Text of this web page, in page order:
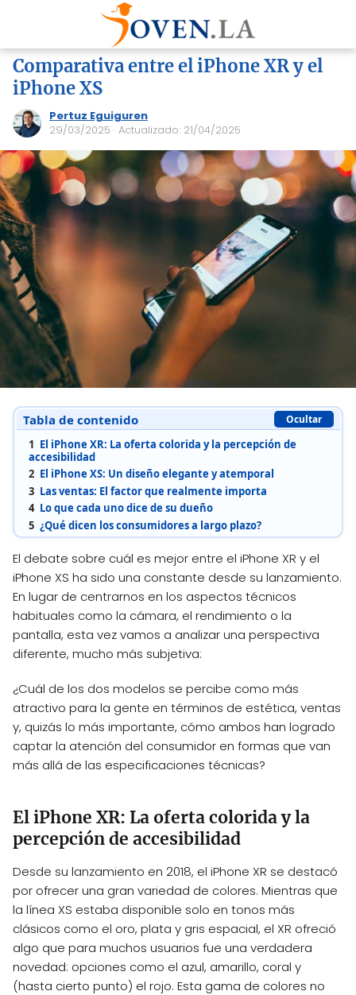
Comparativa entre el iPhone XR y el
iPhone XS
Pertuz Eguiguren
29/03/2025 · Actualizado: 21/04/2025
Tabla de contenido Ocultar
1 El iPhone XR: La oferta colorida y la percepción de
accesibilidad
2 El iPhone XS: Un diseño elegante y atemporal
3 Las ventas: El factor que realmente importa
4 Lo que cada uno dice de su dueño
5 ¿Qué dicen los consumidores a largo plazo?
El debate sobre cuál es mejor entre el iPhone XR y el
iPhone XS ha sido una constante desde su lanzamiento.
En lugar de centrarnos en los aspectos técnicos
habituales como la cámara, el rendimiento o la
pantalla, esta vez vamos a analizar una perspectiva
diferente, mucho más subjetiva:
¿Cuál de los dos modelos se percibe como más
atractivo para la gente en términos de estética, ventas
y, quizás lo más importante, cómo ambos han logrado
captar la atención del consumidor en formas que van
más allá de las especificaciones técnicas?
El iPhone XR: La oferta colorida y la
percepción de accesibilidad
Desde su lanzamiento en 2018, el iPhone XR se destacó
por ofrecer una gran variedad de colores. Mientras que
la línea XS estaba disponible solo en tonos más
clásicos como el oro, plata y gris espacial, el XR ofreció
algo que para muchos usuarios fue una verdadera
novedad: opciones como el azul, amarillo, coral y
(hasta cierto punto) el rojo. Esta gama de colores no